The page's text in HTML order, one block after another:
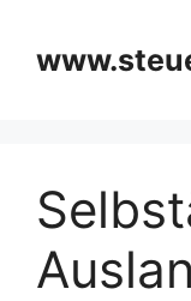
springen